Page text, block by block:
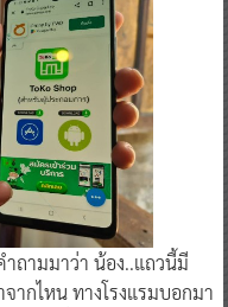
ำถามมาว่า น้อง..แถวนี้มี
ากไหน ทางโรงแรมบอกมา